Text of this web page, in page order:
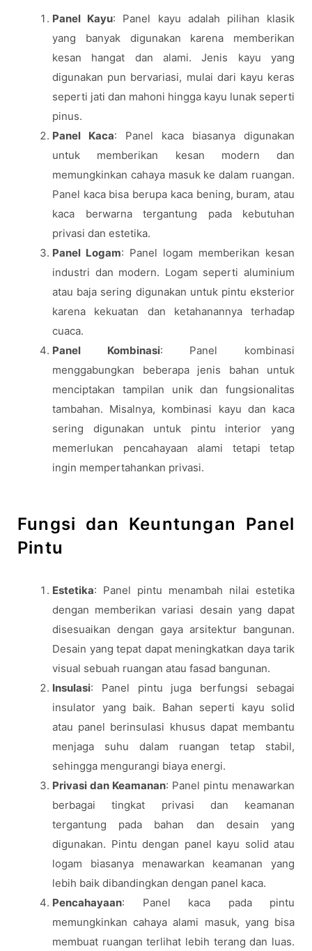
Panel Kayu: Panel kayu adalah pilihan klasik
yang banyak digunakan karena memberikan
kesan hangat dan alami. Jenis kayu yang
digunakan pun bervariasi, mulai dari kayu keras
seperti jati dan mahoni hingga kayu lunak seperti
pinus.
Panel Kaca: Panel kaca biasanya digunakan
untuk memberikan kesan modern dan
memungkinkan cahaya masuk ke dalam ruangan.
Panel kaca bisa berupa kaca bening, buram, atau
kaca berwarna tergantung pada kebutuhan
privasi dan estetika.
Panel Logam: Panel logam memberikan kesan
industri dan modern. Logam seperti aluminium
atau baja sering digunakan untuk pintu eksterior
karena kekuatan dan ketahanannya terhadap
cuaca.
Panel Kombinasi: Panel kombinasi
menggabungkan beberapa jenis bahan untuk
menciptakan tampilan unik dan fungsionalitas
tambahan. Misalnya, kombinasi kayu dan kaca
sering digunakan untuk pintu interior yang
memerlukan pencahayaan alami tetapi tetap
ingin mempertahankan privasi.
Fungsi dan Keuntungan Panel
Pintu
Estetika: Panel pintu menambah nilai estetika
dengan memberikan variasi desain yang dapat
disesuaikan dengan gaya arsitektur bangunan.
Desain yang tepat dapat meningkatkan daya tarik
visual sebuah ruangan atau fasad bangunan.
Insulasi: Panel pintu juga berfungsi sebagai
insulator yang baik. Bahan seperti kayu solid
atau panel berinsulasi khusus dapat membantu
menjaga suhu dalam ruangan tetap stabil,
sehingga mengurangi biaya energi.
Privasi dan Keamanan: Panel pintu menawarkan
berbagai tingkat privasi dan keamanan
tergantung pada bahan dan desain yang
digunakan. Pintu dengan panel kayu solid atau
logam biasanya menawarkan keamanan yang
lebih baik dibandingkan dengan panel kaca.
Pencahayaan: Panel kaca pada pintu
memungkinkan cahaya alami masuk, yang bisa
membuat ruangan terlihat lebih terang dan luas.